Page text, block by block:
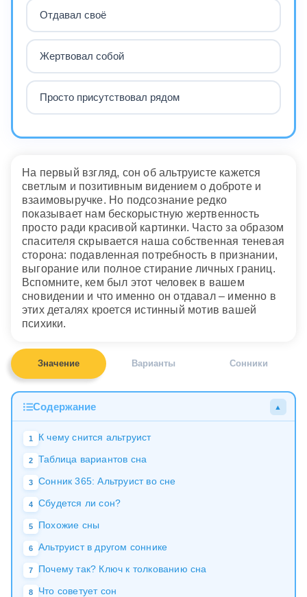
Отдавал своё
Жертвовал собой
Просто присутствовал рядом
На первый взгляд, сон об альтруисте кажется
светлым и позитивным видением о доброте и
взаимовыручке. Но подсознание редко
показывает нам бескорыстную жертвенность
просто ради красивой картинки. Часто за образом
спасителя скрывается наша собственная теневая
сторона: подавленная потребность в признании,
выгорание или полное стирание личных границ.
Вспомните, кем был этот человек в вашем
сновидении и что именно он отдавал – именно в
этих деталях кроется истинный мотив вашей
психики.
Значение Варианты Сонники
Содержание ▲
1 К чему снится альтруист
2 Таблица вариантов сна
3 Сонник 365: Альтруист во сне
4 Сбудется ли сон?
5 Похожие сны
6 Альтруист в другом соннике
7 Почему так? Ключ к толкованию сна
8 Что советует сон